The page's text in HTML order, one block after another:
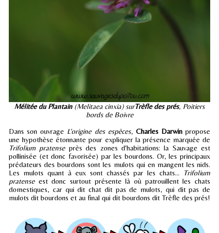
Mélitée du Plantain (Melitaea cinxia) surTrèfle des prés, Poitiers
bords de Boivre
Dans son ouvrage L'origine des espèces, Charles Darwinpropose
une hypothèse étonnante pour expliquer la présence marquée de
Trifolium pratenseprès des zones d'habitations: la Sauvage est
pollinisée (et donc favorisée) par les bourdons. Or, les principaux
prédateurs des bourdons sont les mulots qui en mangent les nids.
Les mulots quant à eux sont chassés par les chats...
Trifolium
pratenseest donc surtout présente là où patrouillent les chats
domestiques, car qui dit chat dit pas de mulots, qui dit pas de
mulots dit bourdons et au final qui dit bourdons dit Trèfle des prés!